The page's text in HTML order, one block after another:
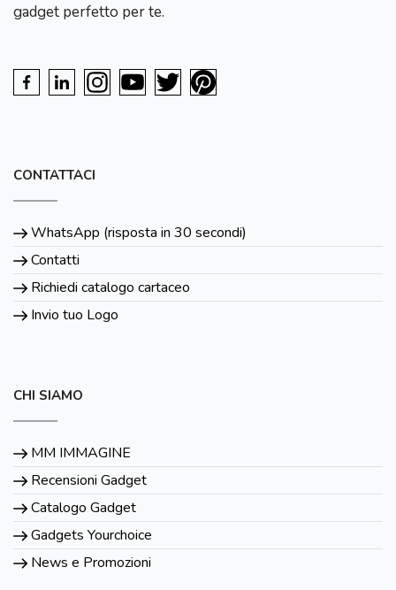
gadget perfetto per te.
CONTATTACI
WhatsApp (risposta in 30 secondi)
Contatti
Richiedi catalogo cartaceo
Invio tuo Logo
CHI SIAMO
MM IMMAGINE
Recensioni Gadget
Catalogo Gadget
Gadgets Yourchoice
News e Promozioni